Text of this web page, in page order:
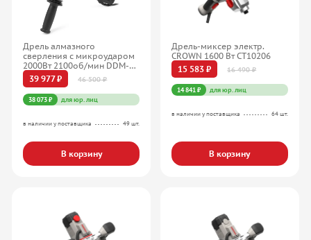
Дрель алмазного
сверления с микроударом
2000Вт 2100об/мин DDM-
150 MESSER 10-02-151
39 977 ₽ 46 500 ₽
38 073 ₽ для юр. лиц
в наличии у поставщика 49 шт.
В корзину
Дрель-миксер электр.
CROWN 1600 Вт CT10206
15 583 ₽
16 490 ₽
14 841 ₽ для юр. лиц
в наличии у поставщика 64 шт.
В корзину